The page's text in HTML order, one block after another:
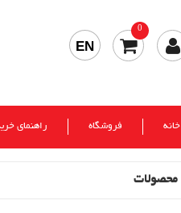
0
EN
خانه فروشگاه راهنمای
محصولات